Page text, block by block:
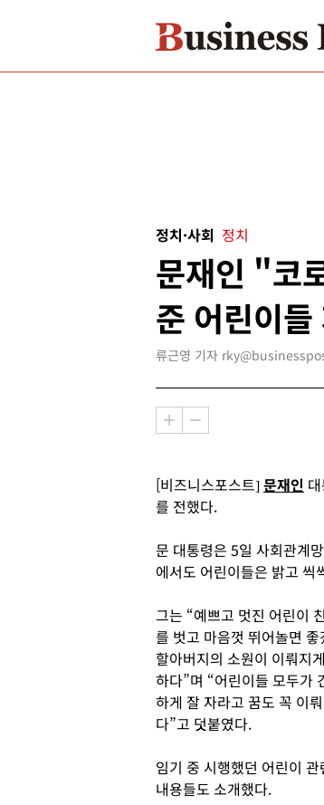
정치·사회 정치
문재인 "코
준 어린이
류근영 기자
[비즈니스포스트]문재인
를 전했다.
문 대통령은 5일 사회관계
에서도 어린이들은 밝고 씩
그는 “예쁘고 멋진 어린이
를 벗고 마음껏 뛰어놀면 좋
할아버지의 소원이 이뤄지
하다”며 “어린이들 모두가
하게 잘 자라고 꿈도 꼭 이
다”고 덧붙였다.
임기 중 시행했던 어린이
내용들도 소개했다.